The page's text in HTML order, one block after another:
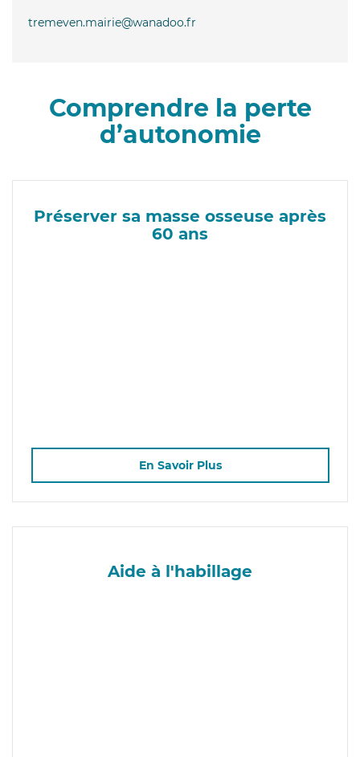
tremeven.mairie@wanadoo.fr
Comprendre la perte
d’autonomie
Préserver sa masse osseuse après
60 ans
En Savoir Plus
Aide à l'habillage